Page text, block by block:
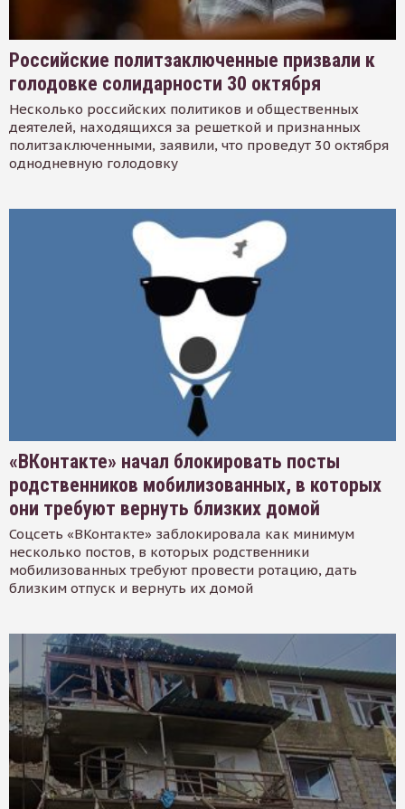
Российские политзаключенные призвали к
голодовке солидарности 30 октября
Несколько российских политиков и общественных
деятелей, находящихся за решеткой и признанных
политзаключенными, заявили, что проведут 30 октября
однодневную голодовку
«ВКонтакте» начал блокировать посты
родственников мобилизованных, в которых
они требуют вернуть близких домой
Соцсеть «ВКонтакте» заблокировала как минимум
несколько постов, в которых родственники
мобилизованных требуют провести ротацию, дать
близким отпуск и вернуть их домой